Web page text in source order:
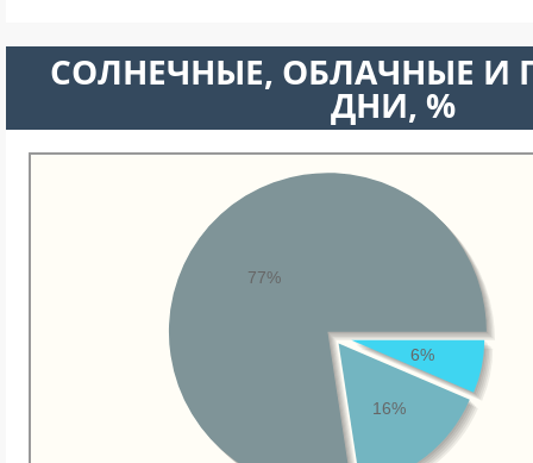
CОЛНЕЧНЫЕ, ОБЛАЧНЫЕ И
ДНИ, %
6%
16%
77%